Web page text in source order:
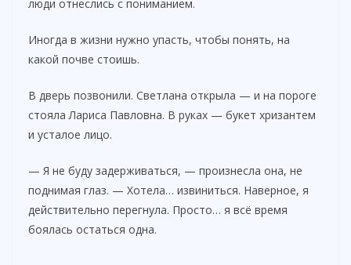
люди отнеслись с пониманием.
Иногда в жизни нужно упасть, чтобы понять, на
какой почве стоишь.
В дверь позвонили. Светлана открыла — и на пороге
стояла Лариса Павловна. В руках — букет хризантем
и усталое лицо.
— Я не буду задерживаться, — произнесла она, не
поднимая глаз. — Хотела… извиниться. Наверное, я
действительно перегнула. Просто… я всё время
боялась остаться одна.